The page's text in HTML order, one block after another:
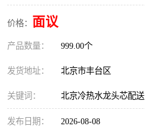
价格： 面议
产品数量： 999.00个
发货地址： 北京市丰台区
关键词： 北京冷热水龙头芯配送
发布日期： 2026-08-08